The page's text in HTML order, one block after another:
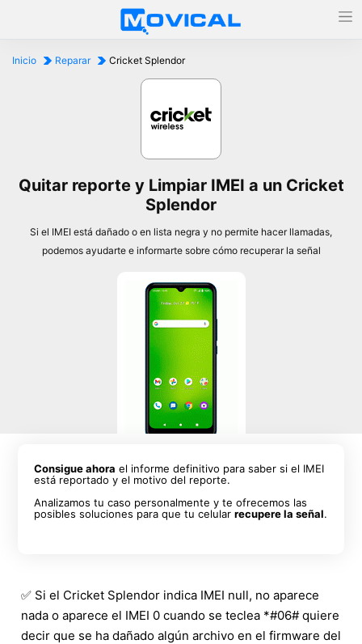
Inicio Reparar Cricket Splendor
Quitar reporte y Limpiar IMEI a un Cricket
Splendor
Si el IMEI está dañado o en lista negra y no permite hacer llamadas,
podemos ayudarte e informarte sobre cómo recuperar la señal
Consigue ahora el informe definitivo para saber si el IMEI
está reportado y el motivo del reporte.
Analizamos tu caso personalmente y te ofrecemos las
posibles soluciones para que tu celularrecupere la señal.
✅ Si el Cricket Splendor indica IMEI null, no aparece
nada o aparece el IMEI 0 cuando se teclea *#06# quiere
decir que se ha dañado algún archivo en el firmware del